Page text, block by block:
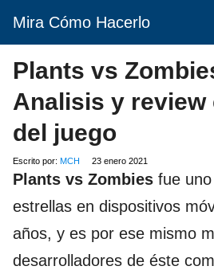
Mira Cómo Hacerlo
Plants vs
Analisis y review
del juego
Escrito por: MCH 23 enero 2021
Plants vs Zombies fue
estrellas en dispositivos
años, y es por ese mismo
desarrolladores de éste